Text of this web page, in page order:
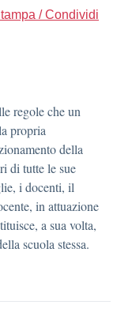
/ Condividi
regole che un
propria
della
di tutte le sue
i docenti, il
in attuazione
a sua volta,
scuola stessa.